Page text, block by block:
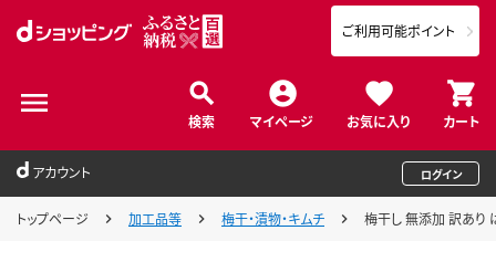
検索 マイページ お気に入り カート
ご利用可能ポイント
アカウント ログイン
トップページ 加工品等 梅干・漬物・キムチ 梅干し 無添加 訳あり